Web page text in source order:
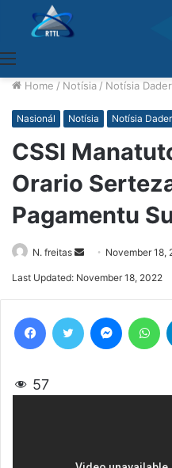
Home / Notísia / Notísia Dader
Nasionál Notísia Notísia Dader
CSSI
Orario
Pagamentu
N. freitas
SendNovember 18,
Last Updated: November 18, 2022
57